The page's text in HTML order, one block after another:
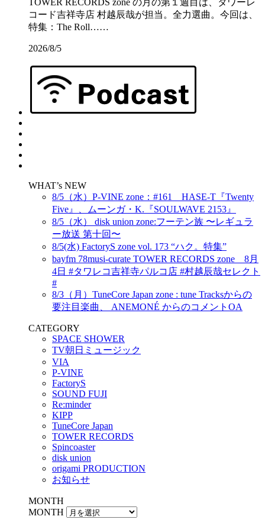
コード吉祥寺店 村越辰哉が担当。全力選曲。今回は、
特集：The Roll……
2026/8/5
WHAT’s NEW
8/5（水）P-VINE zone：#161 HASE-T『Twenty
Five』、ムーンガ・K.『SOULWAVE 2153』
8/5（水） disk union zone:フーテン族 〜レギュラ
ー放送 第十回〜
8/5(水) FactoryS zone vol. 173 “ハク。特集”
bayfm 78musi-curate TOWER RECORDS zone 8月
4日 #タワレコ吉祥寺パルコ店 #村越辰哉セレクト
#
8/3（月）TuneCore Japan zone : tune Tracksからの
要注目楽曲、 ANEMONÉ からのコメントOA
CATEGORY
SPACE SHOWER
TV朝日ミュージック
VIA
P-VINE
FactoryS
SOUND FUJI
Re:minder
KIPP
TuneCore Japan
TOWER RECORDS
Spincoaster
disk union
origami PRODUCTION
お知らせ
MONTH
MONTH